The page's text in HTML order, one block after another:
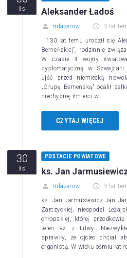
lis Aleksander Ładoś
mlazarow 5 lat
130 lat temu urodził się
Berneńskiej”, rodzinnie
W czasie II wojny
dyplomatyczną w
ujść przed niemiecką
„Grupę Berneńską” ocalił
niechybnej śmierci w…
CZYTAJ WIĘCEJ
30
lis
POSTACIE POWIATOWE
ks. Jan
mlazarow 5 lat
ks. Jan Jarmusiewicz Jan
Zarczyckiej, nieopodal
chłopskiej, której
teren aż z Litwy.
sprawiły, że ojciec chciał
organistą. W wieku ośmiu lat